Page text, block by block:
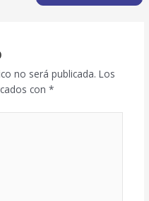
no será publicada. Los
con *